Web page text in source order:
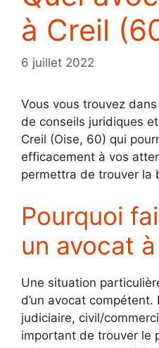
à Creil
6 juillet 2022
Vous vous trouvez
de conseils juridiques
Creil (Oise, 60) qui
efficacement à vos
permettra de trouver la
Pourquoi
un avocat
Une situation
d’un avocat
judiciaire, civil/
important de trouver le